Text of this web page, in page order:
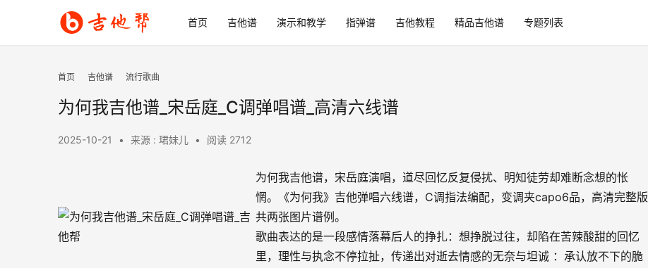
首页 吉他谱 演示和教学 指弹谱 吉他教程 精品吉他谱 专题列表
首页 吉他谱 流行歌曲
为何我吉他谱_宋岳庭_C调弹唱谱_高清六线谱
2025-10-21 • 来源 : 珺妹儿 • 阅读 2712
为何我吉他谱，宋岳庭演唱，道尽回忆反复侵扰、明知徒劳却难断念想的怅
惘。《为何我》吉他弹唱六线谱，C调指法编配，变调夹capo6品，高清完整版
共两张图片谱例。
歌曲表达的是一段感情落幕后人的挣扎：想挣脱过往，却陷在苦辣酸甜的回忆
里，理性与执念不停拉扯，传递出对逝去情感的无奈与坦诚 ：承认放不下的脆